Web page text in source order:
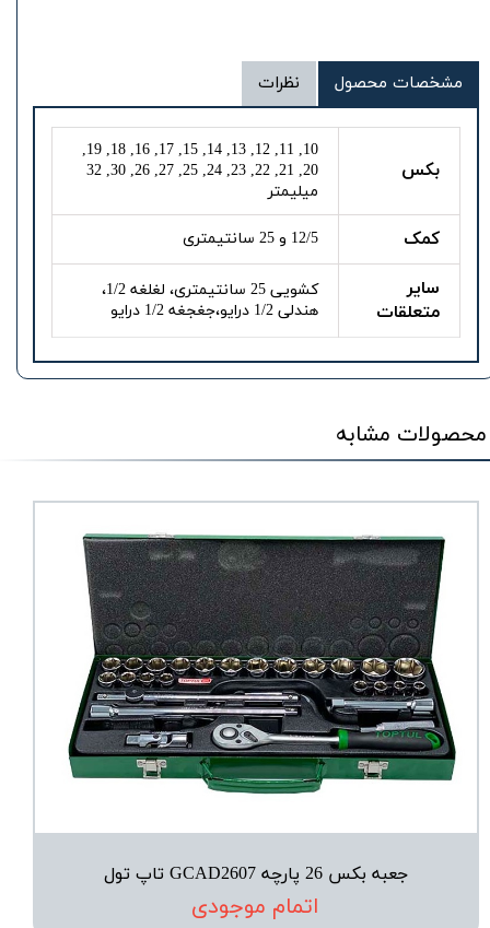
مشخصات محصول نظرات
بکس
10, 11, 12, 13, 14, 15, 17, 16, 18, 19,
20, 21, 22, 23, 24, 25, 27, 26, 30, 32
میلیمتر
کمک 12/5 و 25 سانتیمتری
سایر
متعلقات
کشویی 25 سانتیمتری، لغلغه 1/2،
هندلی 1/2 درایو،جغجغه 1/2 درایو
محصولات مشابه
جعبه بکس 26 پارچه GCAD2607 تاپ تول
اتمام موجودی